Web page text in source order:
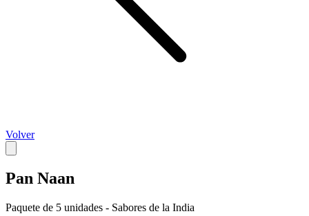
Volver
Pan Naan
Paquete de 5 unidades - Sabores de la India